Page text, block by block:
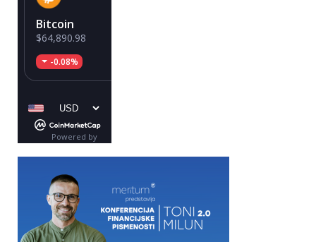
Bitcoin
$64,890.98
-0.08%
Powered by